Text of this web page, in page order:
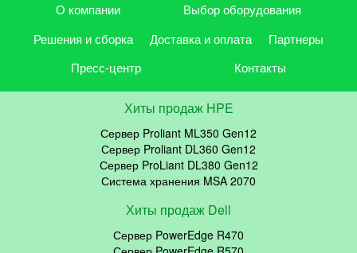
О компании
Выбор оборудования
Решения и сборка
Доставка и оплата
Партнеры
Пресс-центр
Контакты
Хиты продаж HPE
Сервер Proliant ML350 Gen12
Сервер Proliant DL360 Gen12
Сервер ProLiant DL380 Gen12
Система хранения MSA 2070
Хиты продаж Dell
Сервер PowerEdge R470